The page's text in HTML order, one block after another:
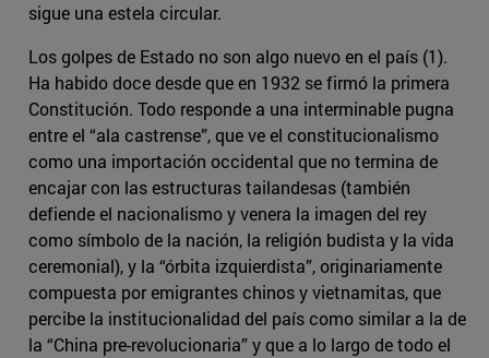
sigue una estela circular.
Los golpes de Estado no son algo nuevo en el país (1).
Ha habido doce desde que en 1932 se firmó la primera
Constitución. Todo responde a una interminable pugna
entre el “ala castrense”, que ve el constitucionalismo
como una importación occidental que no termina de
encajar con las estructuras tailandesas (también
defiende el nacionalismo y venera la imagen del rey
como símbolo de la nación, la religión budista y la vida
ceremonial), y la “órbita izquierdista”, originariamente
compuesta por emigrantes chinos y vietnamitas, que
percibe la institucionalidad del país como similar a la de
la “China pre-revolucionaria” y que a lo largo de todo el